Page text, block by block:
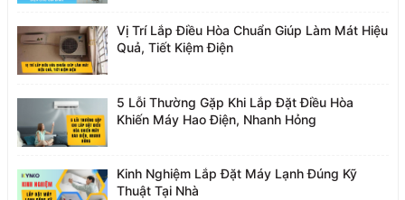
Vị Trí Lắp Điều Hòa Chuẩn Giúp Làm Mát Hiệu
Quả, Tiết Kiệm Điện
5 Lỗi Thường Gặp Khi Lắp Đặt Điều Hòa
Khiến Máy Hao Điện, Nhanh Hỏng
Kinh Nghiệm Lắp Đặt Máy Lạnh Đúng Kỹ
Thuật Tại Nhà